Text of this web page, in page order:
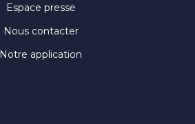
Espace presse
Nous contacter
Notre application